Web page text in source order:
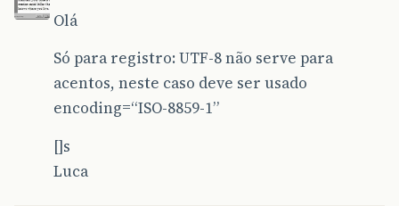
Olá
Só para registro: UTF-8 não serve para
acentos, neste caso deve ser usado
encoding=“ISO-8859-1”
[]s
Luca